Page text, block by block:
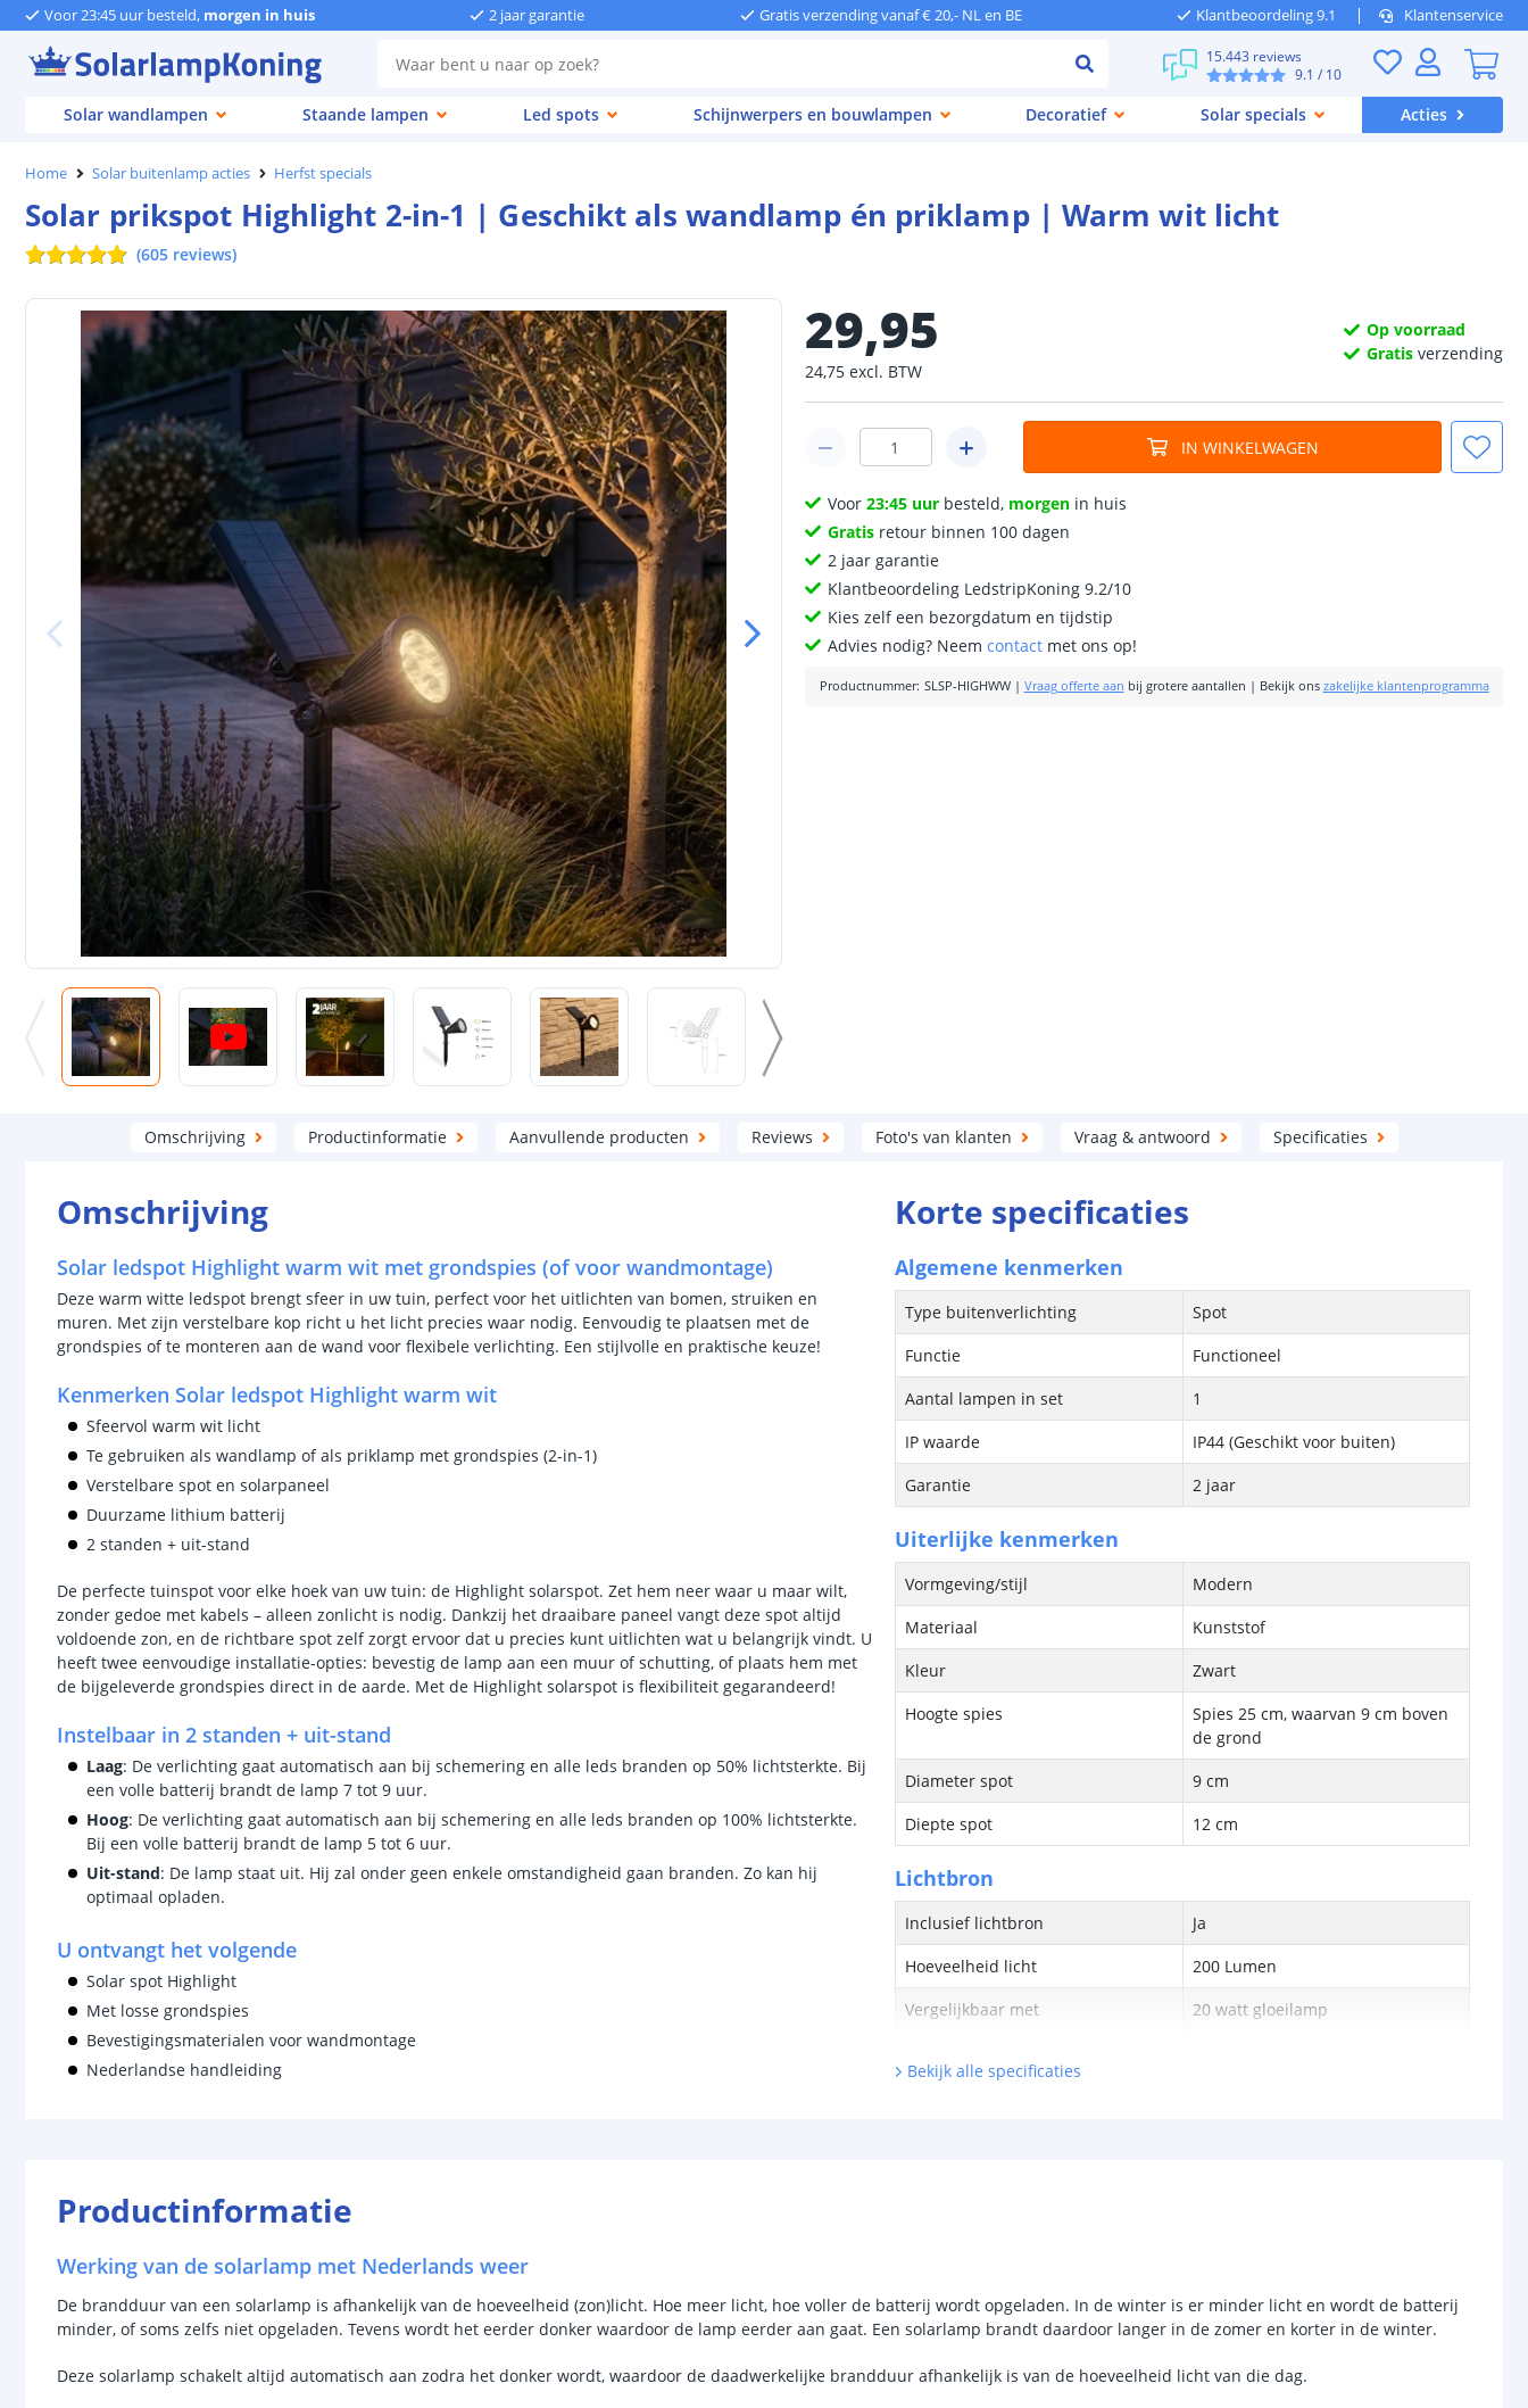
Voor 23:45 uur besteld, morgen in huis 2 jaar garantie Gratis verzending vanaf € 20,- NL en BE Klantbeoordeling 9.1 Klantenservice
15.443 reviews
9.1 / 10
Solar wandlampen Staande lampen Led spots Schijnwerpers en bouwlampen Decoratief Solar specials Acties
Home Solar buitenlamp acties Herfst specials
Solar prikspot Highlight 2-in-1 | Geschikt als wandlamp én priklamp | Warm wit licht
(605 reviews)
29,95
24,75 excl. BTW
Op voorraad
Gratis verzending
IN WINKELWAGEN
Voor23:45 uur besteld, morgen in huis
Gratis retour binnen 100 dagen
2 jaar garantie
Klantbeoordeling LedstripKoning 9.2/10
Kies zelf een bezorgdatum en tijdstip
Advies nodig? Neemcontact met ons op!
Productnummer: SLSP-HIGHWW| Vraag offerte aan bij grotere aantallen | Bekijk ons zakelijke klantenprogramma
Omschrijving Productinformatie Aanvullende producten Reviews Foto's van klanten Vraag & antwoord Specificaties
Omschrijving
Solar ledspot Highlight warm wit met grondspies (of voor wandmontage)
Deze warm witte ledspot brengt sfeer in uw tuin, perfect voor het uitlichten van bomen, struiken en
muren. Met zijn verstelbare kop richt u het licht precies waar nodig. Eenvoudig te plaatsen met de
grondspies of te monteren aan de wand voor flexibele verlichting. Een stijlvolle en praktische keuze!
Kenmerken Solar ledspot Highlight warm wit
Sfeervol warm wit licht
Te gebruiken als wandlamp of als priklamp met grondspies (2-in-1)
Verstelbare spot en solarpaneel
Duurzame lithium batterij
2 standen + uit-stand
De perfecte tuinspot voor elke hoek van uw tuin: de Highlight solarspot. Zet hem neer waar u maar wilt,
zonder gedoe met kabels – alleen zonlicht is nodig. Dankzij het draaibare paneel vangt deze spot altijd
voldoende zon, en de richtbare spot zelf zorgt ervoor dat u precies kunt uitlichten wat u belangrijk vindt. U
heeft twee eenvoudige installatie-opties: bevestig de lamp aan een muur of schutting, of plaats hem met
de bijgeleverde grondspies direct in de aarde. Met de Highlight solarspot is flexibiliteit gegarandeerd!
Instelbaar in 2 standen + uit-stand
Laag: De verlichting gaat automatisch aan bij schemering en alle leds branden op 50% lichtsterkte. Bij
een volle batterij brandt de lamp 7 tot 9 uur.
Hoog: De verlichting gaat automatisch aan bij schemering en alle leds branden op 100% lichtsterkte.
Bij een volle batterij brandt de lamp 5 tot 6 uur.
Uit-stand: De lamp staat uit. Hij zal onder geen enkele omstandigheid gaan branden. Zo kan hij
optimaal opladen.
U ontvangt het volgende
Solar spot Highlight
Met losse grondspies
Bevestigingsmaterialen voor wandmontage
Nederlandse handleiding
Korte specificaties
Algemene kenmerken
Type buitenverlichting
Spot
Functie
Functioneel
Aantal lampen in set
1
IP waarde
IP44 (Geschikt voor buiten)
Garantie
2 jaar
Uiterlijke kenmerken
Vormgeving/stijl
Modern
Materiaal
Kunststof
Kleur
Zwart
Hoogte spies
Spies 25 cm, waarvan 9 cm boven
de grond
Diameter spot
9 cm
Diepte spot
12 cm
Lichtbron
Inclusief lichtbron
Ja
Hoeveelheid licht
200 Lumen
Vergelijkbaar met
20 watt gloeilamp
Bewegingssensor
Nee
Uitschakeltijd
-
Bekijk alle specificaties
Productinformatie
Werking van de solarlamp met Nederlands weer
De brandduur van een solarlamp is afhankelijk van de hoeveelheid (zon)licht. Hoe meer licht, hoe voller de batterij wordt opgeladen. In de winter is er minder licht en wordt de batterij
minder, of soms zelfs niet opgeladen. Tevens wordt het eerder donker waardoor de lamp eerder aan gaat. Een solarlamp brandt daardoor langer in de zomer en korter in de winter.
Deze solarlamp schakelt altijd automatisch aan zodra het donker wordt, waardoor de daadwerkelijke brandduur afhankelijk is van de hoeveelheid licht van die dag.